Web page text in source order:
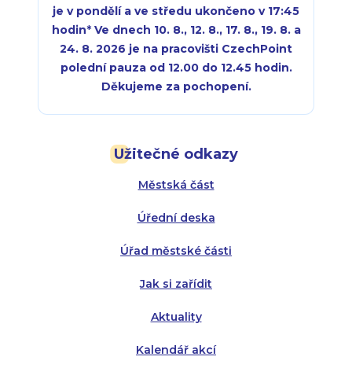
Užitečné odkazy
Městská část
Úřední deska
Úřad městské části
Jak si zařídit
Aktuality
Kalendář akcí
je v pondělí a ve středu ukončeno v 17:45
hodin* Ve dnech 10. 8., 12. 8., 17. 8., 19. 8. a
24. 8. 2026 je na pracovišti CzechPoint
polední pauza od 12.00 do 12.45 hodin.
Děkujeme za pochopení.
Úterý:
Středa:
Čtvrtek:
Pátek:
Úterý:
Středa:
Čtvrtek: